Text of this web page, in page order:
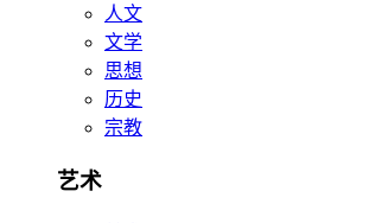
人文
文学
思想
历史
宗教
艺术